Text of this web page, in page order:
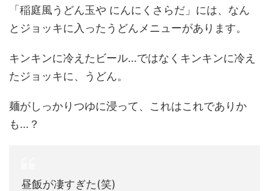
「稲庭風うどん玉や にんにくさらだ」には、なん
とジョッキに入ったうどんメニューがあります。
キンキンに冷えたビール…ではなくキンキンに冷え
たジョッキに、うどん。
麺がしっかりつゆに浸って、これはこれでありか
も…？
昼飯が凄すぎた(笑)